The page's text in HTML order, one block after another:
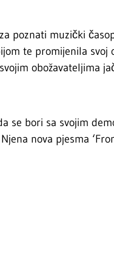
poznati muzički
te promijenila svoj
obožavateljima
se bori sa svojim
nova pjesma